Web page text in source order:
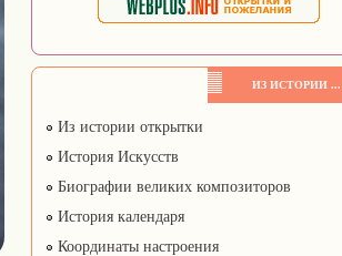
ИЗ ИСТОРИИ ...
Из истории открытки
История Искусств
Биографии великих композиторов
История календаря
Координаты настроения